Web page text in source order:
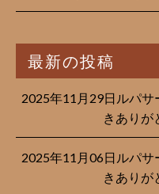
最新の投稿
2025年11月29日ルパ
きありが
2025年11月06日ルパ
きありが